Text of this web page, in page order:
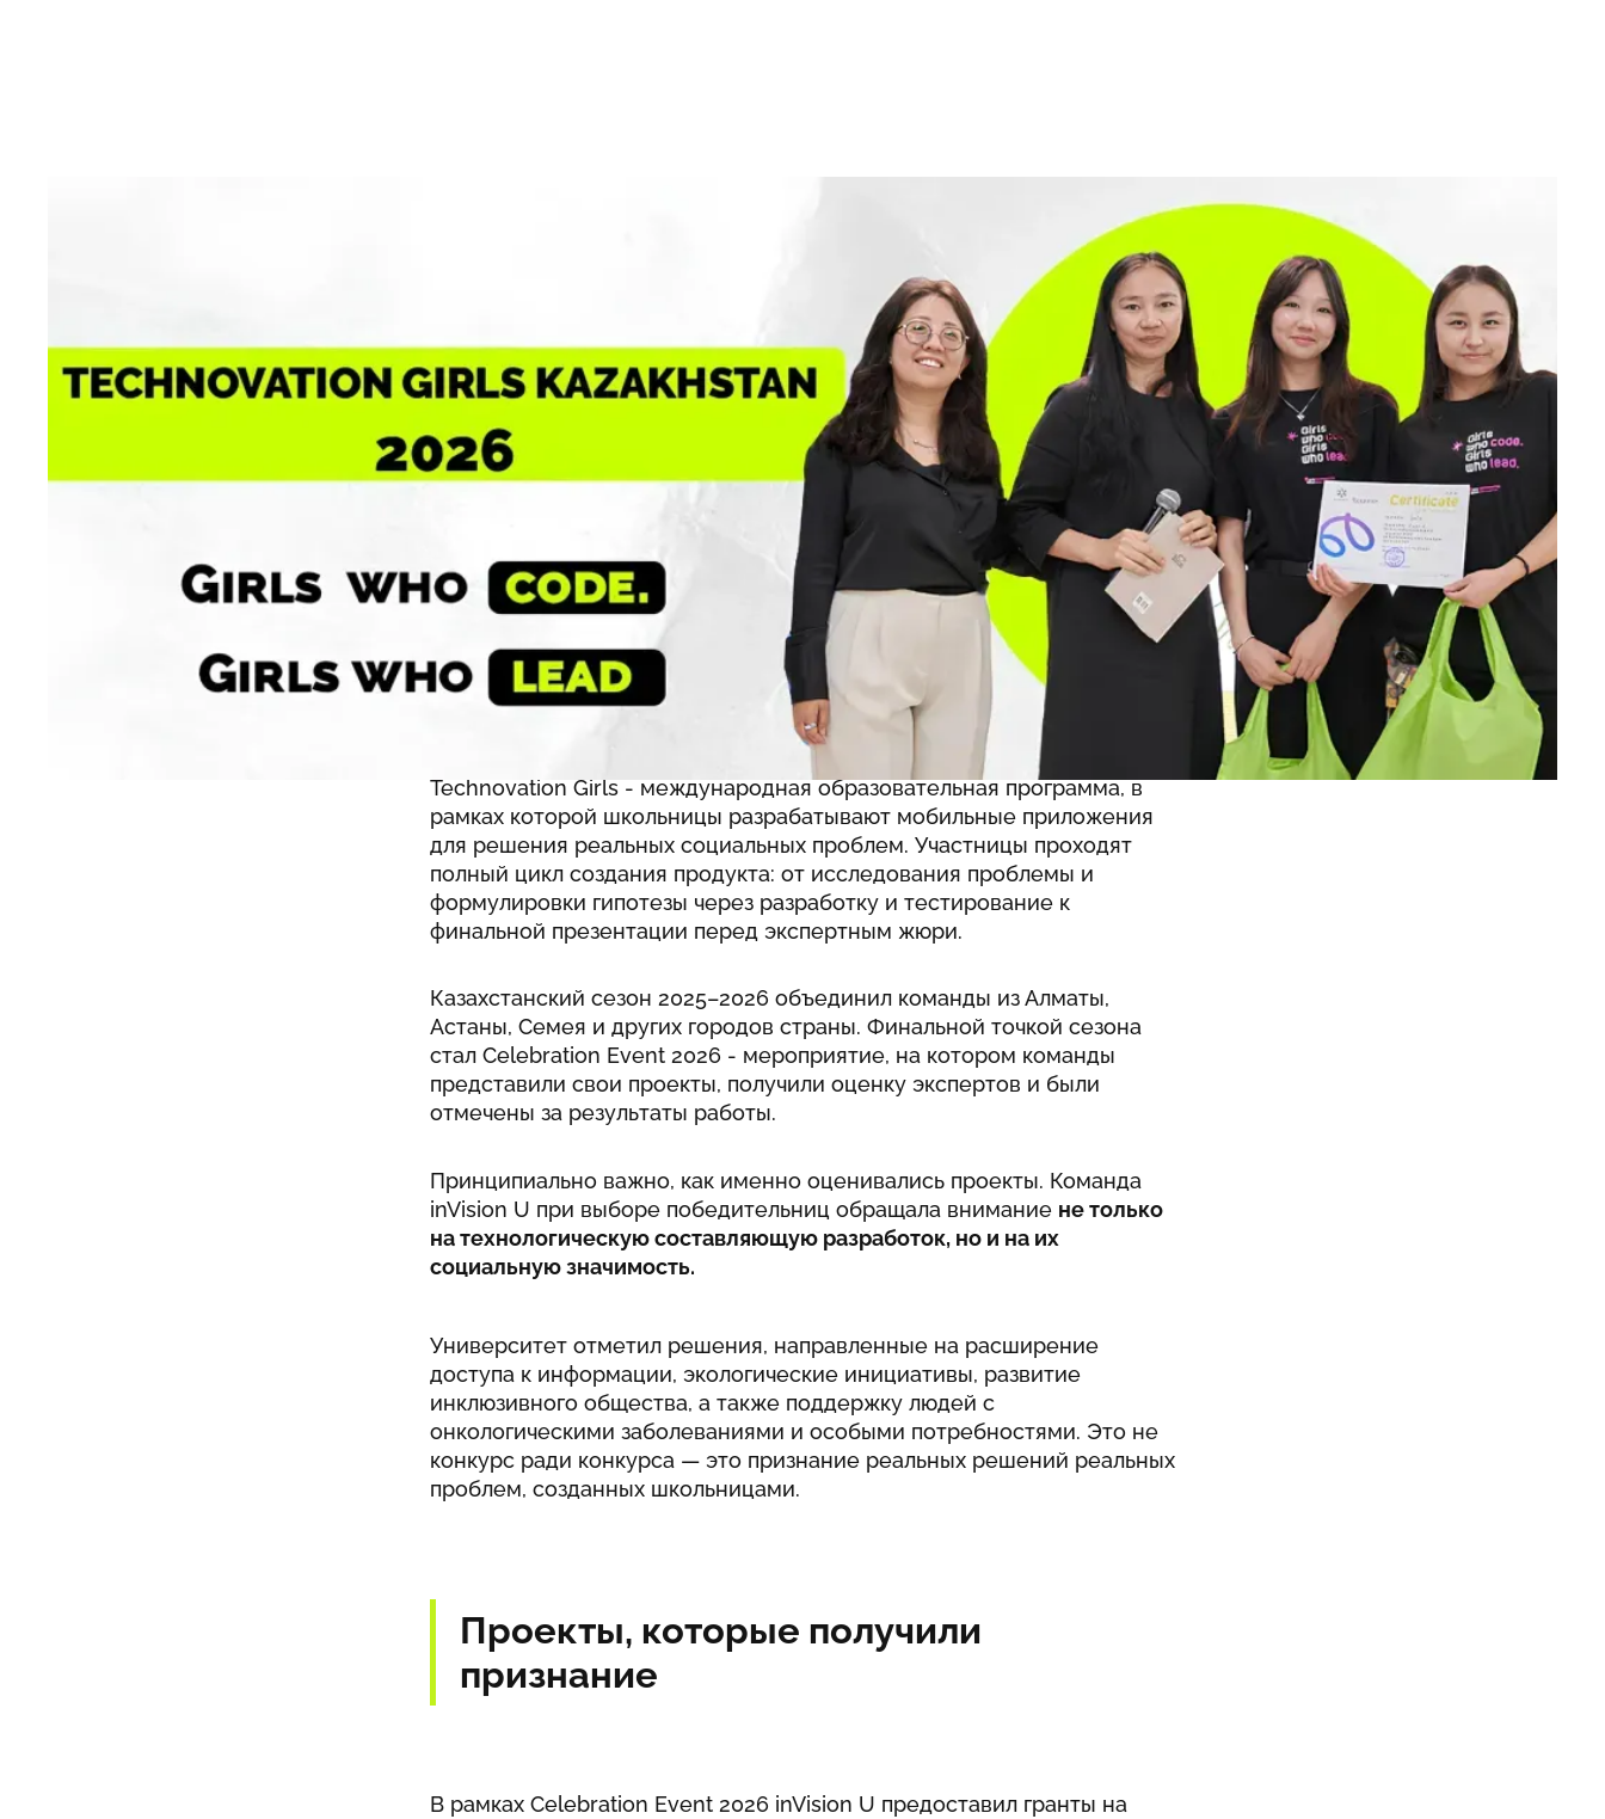
труда, создаёт новые профессии и упраздняет старые и в этих
условиях выигрывают не те, кто успел выучить правильный учебник, а
те, кто умеет думать, создавать и работать с реальными задачами.
Technovation Girls Kazakhstan - один из немногих форматов, где
школьницы не слушают о технологиях, а создают их сами. В сезоне
2025–2026
inVision U стал партнёром Celebration Event программы и
предоставил гранты на обучение
четырём командам-
победительницам. Это не случайное партнёрство. Это встреча двух
программ, построенных на одной идее.
Что такое Technovation Girls?
Technovation Girls - международная образовательная программа, в
рамках которой школьницы разрабатывают мобильные приложения
для решения реальных социальных проблем. Участницы проходят
полный цикл создания продукта: от исследования проблемы и
формулировки гипотезы через разработку и тестирование к
финальной презентации перед экспертным жюри.
Казахстанский сезон 2025–2026 объединил команды из Алматы,
Астаны, Семея и других городов страны. Финальной точкой сезона
стал Celebration Event 2026 - мероприятие, на котором команды
представили свои проекты, получили оценку экспертов и были
отмечены за результаты работы.
Принципиально важно, как именно оценивались проекты. Команда
inVision U при выборе победительниц обращала внимание не только
на технологическую составляющую разработок, но и на их
социальную значимость.
Университет отметил решения, направленные на расширение
доступа к информации, экологические инициативы, развитие
инклюзивного общества, а также поддержку людей с
онкологическими заболеваниями и особыми потребностями. Это не
конкурс ради конкурса — это признание реальных решений реальных
проблем, созданных школьницами.
Проекты, которые получили
признание
В рамках Celebration Event 2026 inVision U предоставил гранты на